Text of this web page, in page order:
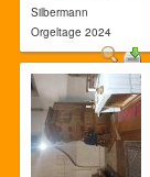
Silbermann
Orgeltage 2024